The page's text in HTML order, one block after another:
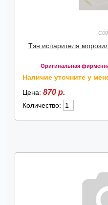
Тэн испарителя
Оригинальная
Наличие уточните у
Цена: 870 р.
Количество: